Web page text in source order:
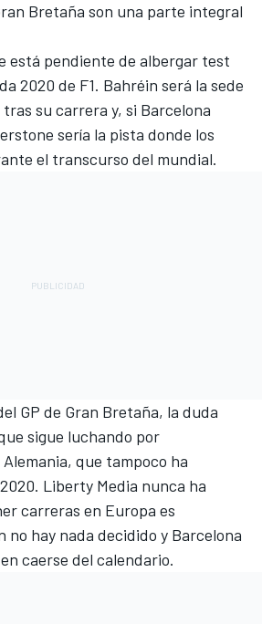
Bretaña son una parte integral
está pendiente de albergar test
2020 de F1. Bahréin será la sede
su carrera y, si Barcelona
sería la pista donde los
el transcurso del mundial.
GP de Gran Bretaña, la duda
sigue luchando por
que tampoco ha
Liberty Media nunca ha
carreras en Europa es
no hay nada decidido y Barcelona
caerse del calendario.